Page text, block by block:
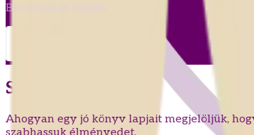
Biztonságos fizetés
Süti tájékoztatás
Ahogyan egy jó könyv lapjait megjelöljük,